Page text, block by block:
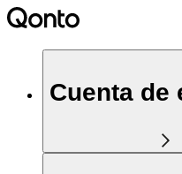
Cuenta de